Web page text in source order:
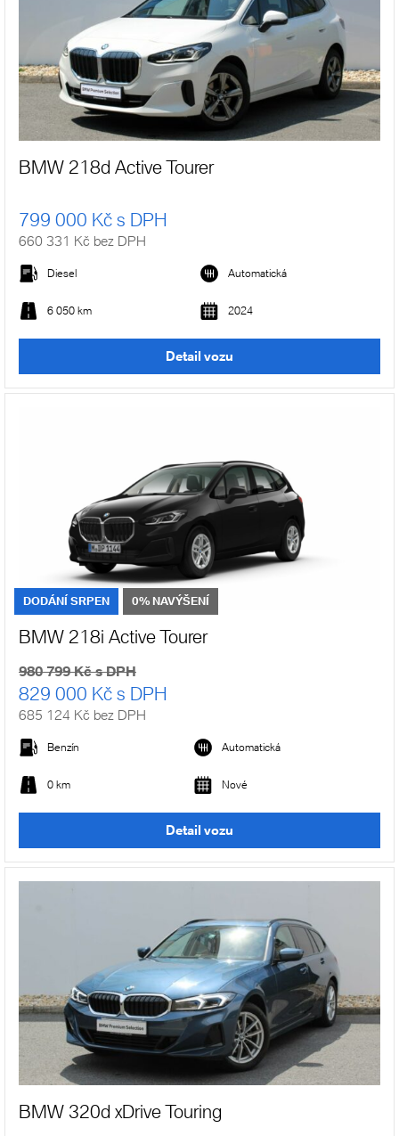
BMW 218d Active Tourer
799 000 Kč s DPH
660 331 Kč bez DPH
Diesel Automatická
6 050 km 2024
Detail vozu
DODÁNÍ SRPEN 0% NAVÝŠENÍ
BMW 218i Active Tourer
980 799 Kč s DPH
829 000 Kč s DPH
685 124 Kč bez DPH
Benzín Automatická
0 km Nové
Detail vozu
BMW 320d xDrive Touring